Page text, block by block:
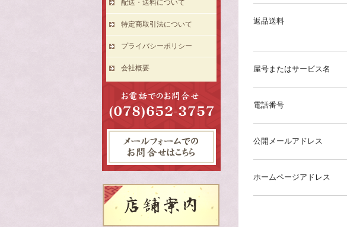
返品送料
屋号またはサービス名
電話番号
公開メールアドレス
ホームページアドレス
配送・送料について
特定商取引法について
プライバシーポリシー
会社概要